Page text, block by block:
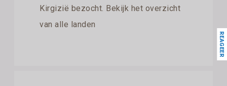
Kirgizië bezocht. Bekijk het overzicht
van alle landen
REAGEER